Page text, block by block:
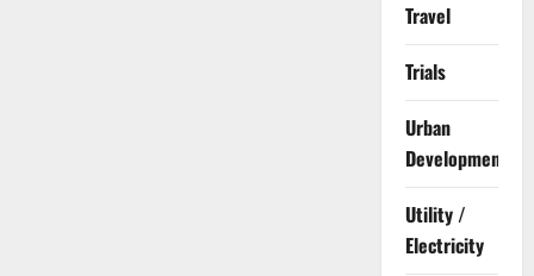
Travel
Trials
Urban
Development
Utility /
Electricity